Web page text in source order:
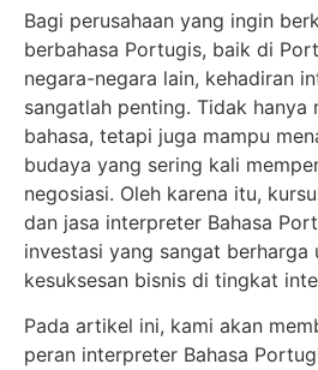
Bagi perusahaan yang ingin
berbahasa Portugis, baik di
negara-negara lain, kehadiran
sangatlah penting. Tidak hanya
bahasa, tetapi juga mampu
budaya yang sering kali
negosiasi. Oleh karena itu,
dan jasa interpreter Bahasa
investasi yang sangat berharga
kesuksesan bisnis di tingkat
Pada artikel ini, kami akan
peran interpreter Bahasa